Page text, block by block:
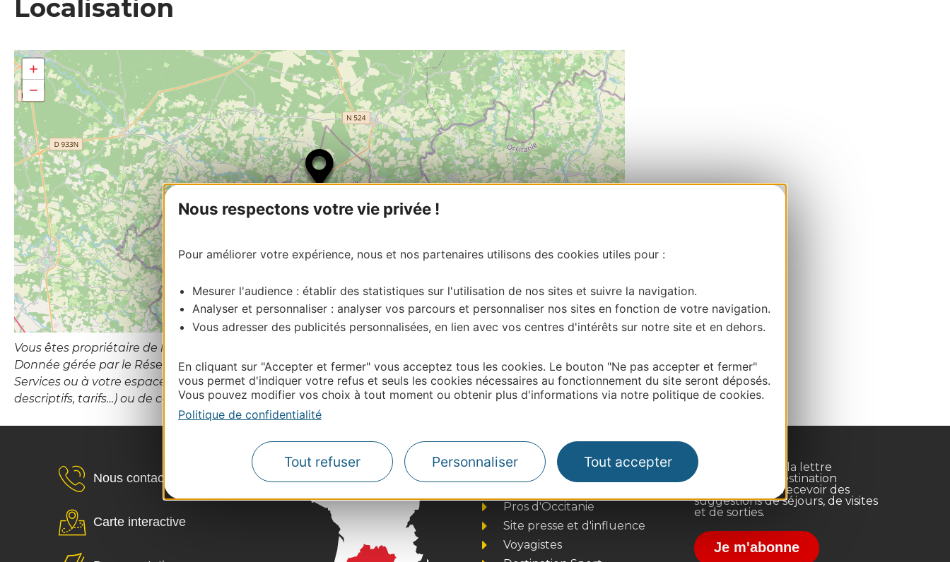
Nous respectons votre vie privée !
Pour améliorer votre expérience, nous et nos partenaires utilisons des cookies utiles pour :
Mesurer l'audience : établir des statistiques sur l'utilisation de nos sites et suivre la navigation.
Analyser et personnaliser : analyser vos parcours et personnaliser nos sites en fonction de votre navigation.
Vous adresser des publicités personnalisées, en lien avec vos centres d'intérêts sur notre site et en dehors.
En cliquant sur "Accepter et fermer" vous acceptez tous les cookies. Le bouton "Ne pas accepter et fermer"
vous permet d'indiquer votre refus et seuls les cookies nécessaires au fonctionnement du site seront déposés.
Vous pouvez modifier vos choix à tout moment ou obtenir plus d'informations via notre politique de cookies.
Politique de confidentialité
Tout refuser Personnaliser Tout accepter
Localisation
+
−
Leaflet| Map data © OpenStreetMap contributors
Vous êtes propriétaire de l’établissement ou le gestionnaire de cette activité?
Donnée gérée par le Réseau d’Information Touristique du Gers, merci de vous connecter à votre espace
Services ou à votre espace Propriétaires (hébergement labellisé) pour toute mise à jour en ligne (photos,
descriptifs, tarifs…) ou de contacter le CDT Destination Gers – centredoc@tourisme-gers.com
Nous contacter
Carte interactive
Thermalisme
Pros d'Occitanie
Site presse et d'influence
Voyagistes
Inscrivez-vous à la lettre
d'information Destination
Occitanie pour recevoir des
suggestions de séjours, de visites
et de sorties.
Je m'abonne